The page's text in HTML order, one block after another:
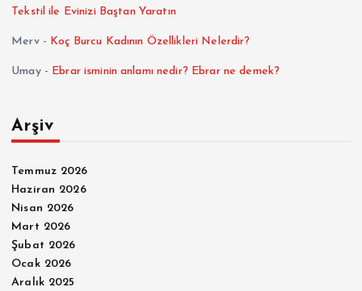
m
a
Tekstil ile Evinizi Baştan Yaratın
Merv- Koç Burcu Kadının Özellikleri Nelerdir?
Umay- Ebrar isminin anlamı nedir? Ebrar ne demek?
Arşiv
Temmuz 2026
Haziran 2026
Nisan 2026
Mart 2026
Şubat 2026
Ocak 2026
Aralık 2025